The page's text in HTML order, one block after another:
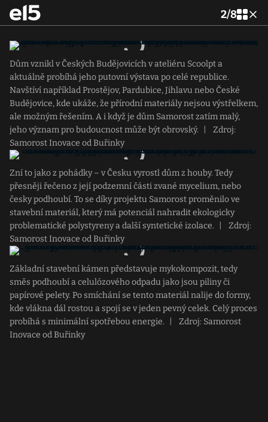
2/8
Dům vznikl v Českých Budějovicích v ateliéru Scoolpt a
aktuálně probíhá jeho putovní výstava po celé republice.
Navštíví například Prostějov, Pardubice, Jihlavu nebo České
Budějovice, kde ukáže, že přírodní materiály nejsou výstřelkem,
ale možným řešením. A i když je dům Samorost zatím malý,
jeho význam pro budoucnost může být obrovský.
Zdroj:
Samorost Inovace od Buřinky
Zní to jako z pohádky – v Česku vyrostl dům z houby. Tedy
přesněji řečeno z její podzemní části zvané mycelium, nebo
česky podhoubí. To se díky projektu Samorost proměnilo ve
stavební materiál, který má potenciál nahradit ekologicky
problematické polystyreny a další syntetické izolace.
Zdroj:
Samorost Inovace od Buřinky
Základní stavební kámen představuje mykokompozit, tedy
směs podhoubí a celulózového odpadu jako jsou piliny či
papírové pelety. Po smíchání se tento materiál nalije do formy,
kde vlákna dál rostou a spojí se v jeden pevný celek. Celý proces
probíhá s minimální spotřebou energie.
Zdroj: Samorost
Inovace od Buřinky